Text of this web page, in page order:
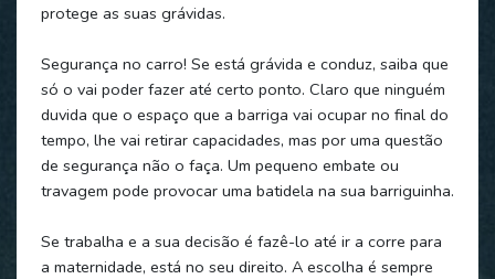
protege as suas grávidas.
Segurança no carro! Se está grávida e conduz, saiba que
só o vai poder fazer até certo ponto. Claro que ninguém
duvida que o espaço que a barriga vai ocupar no final do
tempo, lhe vai retirar capacidades, mas por uma questão
de segurança não o faça. Um pequeno embate ou
travagem pode provocar uma batidela na sua barriguinha.
Se trabalha e a sua decisão é fazê-lo até ir a corre para
a maternidade, está no seu direito. A escolha é sempre